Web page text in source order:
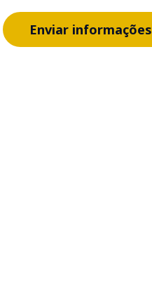
Enviar informações